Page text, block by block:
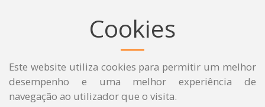
Cookies
Este website utiliza cookies para permitir um melhor
desempenho e uma melhor experiência de
navegação ao utilizador que o visita.